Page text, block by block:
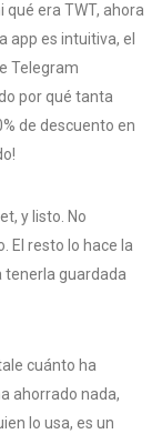
qué era TWT, ahora
app es intuitiva, el
Telegram
por qué tanta
de descuento en
y listo. No
El resto lo hace la
tenerla guardada
cuánto ha
ahorrado nada,
lo usa, es un